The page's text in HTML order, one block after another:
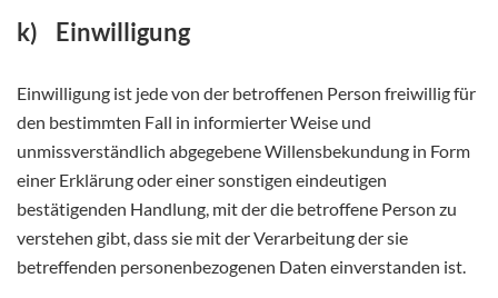
k) Einwilligung
Einwilligung ist jede von der betroffenen Person freiwillig für
den bestimmten Fall in informierter Weise und
unmissverständlich abgegebene Willensbekundung in Form
einer Erklärung oder einer sonstigen eindeutigen
bestätigenden Handlung, mit der die betroffene Person zu
verstehen gibt, dass sie mit der Verarbeitung der sie
betreffenden personenbezogenen Daten einverstanden ist.